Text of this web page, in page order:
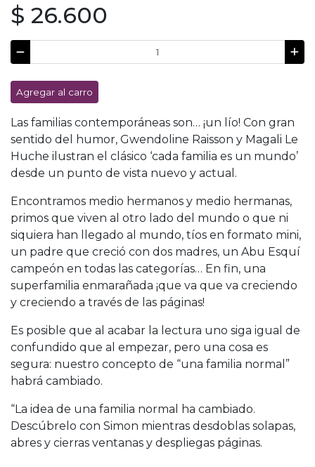
$ 26.600
Agregar al carro
Las familias contemporáneas son… ¡un lío! Con gran
sentido del humor, Gwendoline Raisson y Magali Le
Huche ilustran el clásico ‘cada familia es un mundo’
desde un punto de vista nuevo y actual.
Encontramos medio hermanos y medio hermanas,
primos que viven al otro lado del mundo o que ni
siquiera han llegado al mundo, tíos en formato mini,
un padre que creció con dos madres, un Abu Esquí
campeón en todas las categorías… En fin, una
superfamilia enmarañada ¡que va que va creciendo
y creciendo a través de las páginas!
Es posible que al acabar la lectura uno siga igual de
confundido que al empezar, pero una cosa es
segura: nuestro concepto de “una familia normal”
habrá cambiado.
“La idea de una familia normal ha cambiado.
Descúbrelo con Simon mientras desdoblas solapas,
abres y cierras ventanas y despliegas páginas.